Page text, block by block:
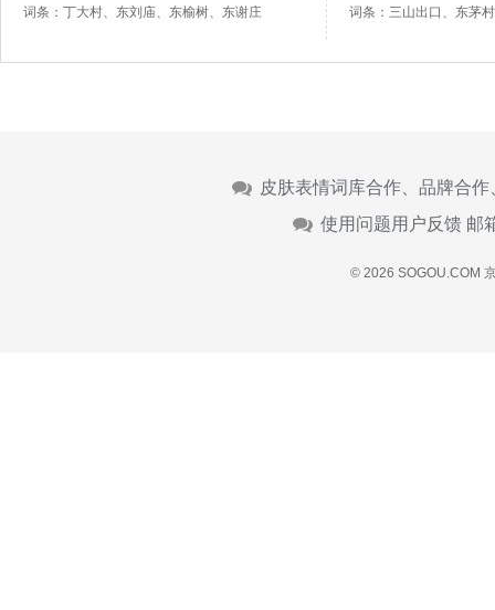
词条：丁大村、东刘庙、东榆树、东谢庄 词条：三山出口、东茅
皮肤表情词库合作、品牌合
使用问题用户反馈 邮
© 2026 SOGOU.COM